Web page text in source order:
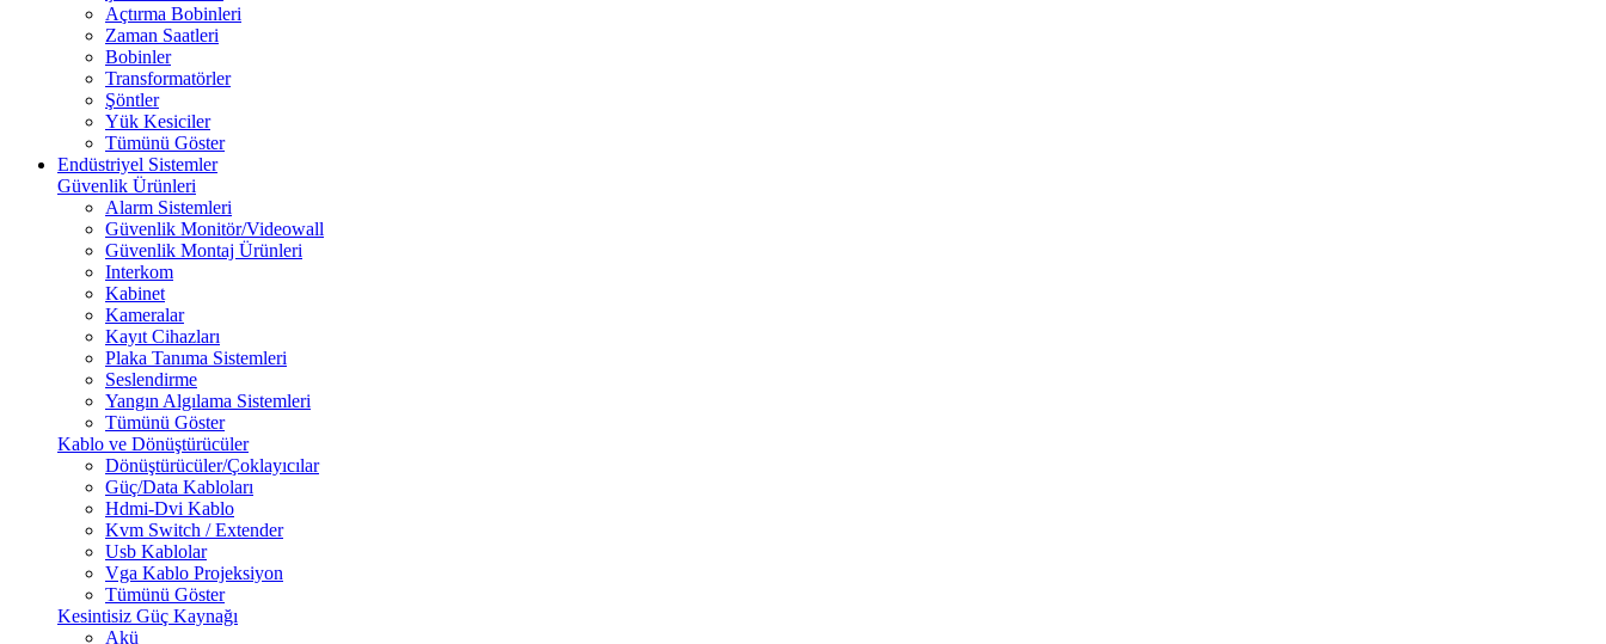
Açtırma Bobinleri
Zaman Saatleri
Bobinler
Transformatörler
Şöntler
Yük Kesiciler
Tümünü Göster
Endüstriyel Sistemler
Güvenlik Ürünleri
Alarm Sistemleri
Güvenlik Monitör/Videowall
Güvenlik Montaj Ürünleri
Interkom
Kabinet
Kameralar
Kayıt Cihazları
Plaka Tanıma Sistemleri
Seslendirme
Yangın Algılama Sistemleri
Tümünü Göster
Kablo ve Dönüştürücüler
Dönüştürücüler/Çoklayıcılar
Güç/Data Kabloları
Hdmi-Dvi Kablo
Kvm Switch / Extender
Usb Kablolar
Vga Kablo Projeksiyon
Tümünü Göster
Kesintisiz Güç Kaynağı
Akü